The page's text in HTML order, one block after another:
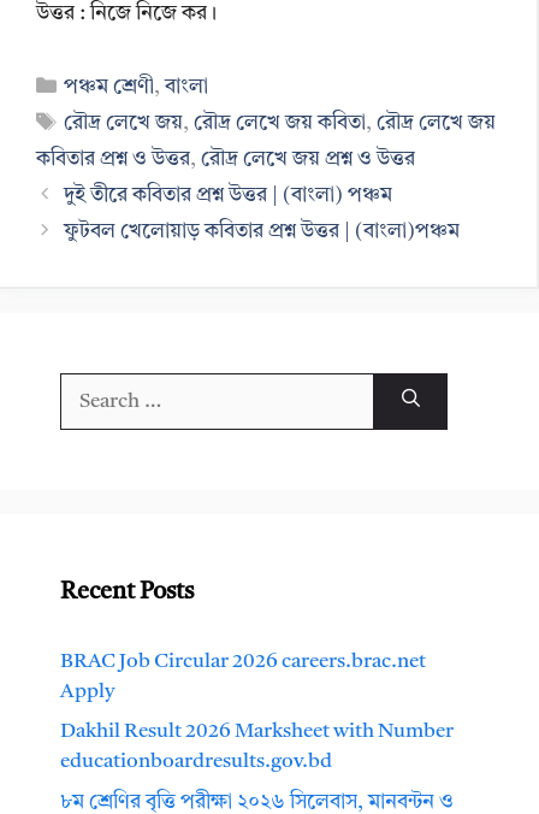
উত্তর : নিজে নিজে কর।
Categories
পঞ্চম শ্রেণী,বাংলা
Tags
রৌদ্র লেখে জয়,রৌদ্র লেখে জয় কবিতা,রৌদ্র লেখে জয়
কবিতার প্রশ্ন ও উত্তর, রৌদ্র লেখে জয় প্রশ্ন ও উত্তর
দুই তীরে কবিতার প্রশ্ন উত্তর | (বাংলা) পঞ্চম
ফুটবল খেলোয়াড় কবিতার প্রশ্ন উত্তর | (বাংলা)পঞ্চম
Recent Posts
BRAC Job Circular 2026 careers.brac.net
Apply
Dakhil Result 2026 Marksheet with Number
educationboardresults.gov.bd
৮ম শ্রেণির বৃত্তি পরীক্ষা ২০২৬ সিলেবাস, মানবন্টন ও